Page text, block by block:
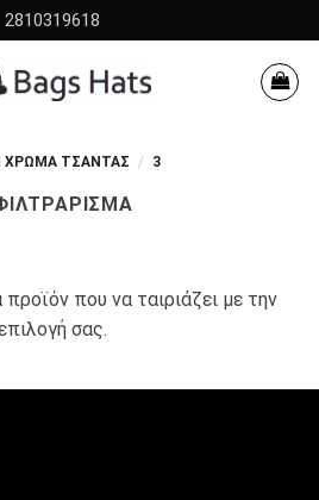
2810319618
ΧΡΩΜΑ ΤΣΆΝΤΑΣ / 3
που να ταιριάζει με την
σας.